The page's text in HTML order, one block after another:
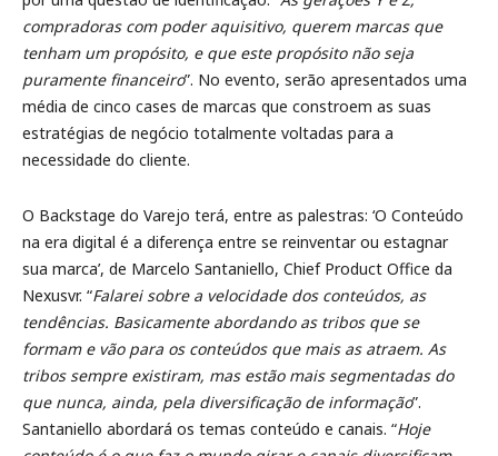
compradoras com poder aquisitivo, querem marcas que
tenham um propósito, e que este propósito não seja
puramente financeiro”. No evento, serão apresentados uma
média de cinco cases de marcas que constroem as suas
estratégias de negócio totalmente voltadas para a
necessidade do cliente.
O Backstage do Varejo terá, entre as palestras: ‘O Conteúdo
na era digital é a diferença entre se reinventar ou estagnar
sua marca’, de Marcelo Santaniello, Chief Product Office da
Nexusvr. “Falarei sobre a velocidade dos conteúdos, as
tendências. Basicamente abordando as tribos que se
formam e vão para os conteúdos que mais as atraem. As
tribos sempre existiram, mas estão mais segmentadas do
que nunca, ainda, pela diversificação de informação”.
Santaniello abordará os temas conteúdo e canais. “Hoje